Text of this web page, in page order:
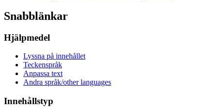
Snabblänkar
Hjälpmedel
Lyssna på innehållet
Teckenspråk
Anpassa text
Andra språk/other languages
Innehållstyp